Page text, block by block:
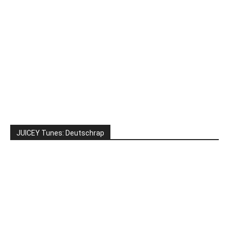
JUICEY Tunes: Deutschrap